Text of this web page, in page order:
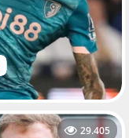
29.405